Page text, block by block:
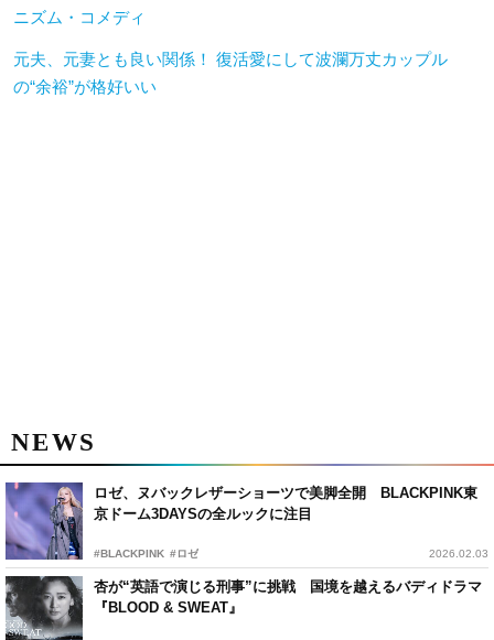
ニズム・コメディ
元夫、元妻とも良い関係！ 復活愛にして波瀾万丈カップル
の“余裕”が格好いい
NEWS
ロゼ、ヌバックレザーショーツで美脚全開 BLACKPINK東
京ドーム3DAYSの全ルックに注目
#BLACKPINK #ロゼ 2026.02.03
杏が“英語で演じる刑事”に挑戦 国境を越えるバディドラマ
『BLOOD & SWEAT』